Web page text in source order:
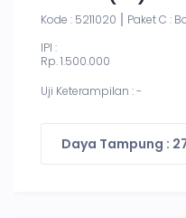
Kode : 5211020
Paket C :
IPI :
Rp. 1.500.000
Uji Keterampilan : -
Daya Tampung :